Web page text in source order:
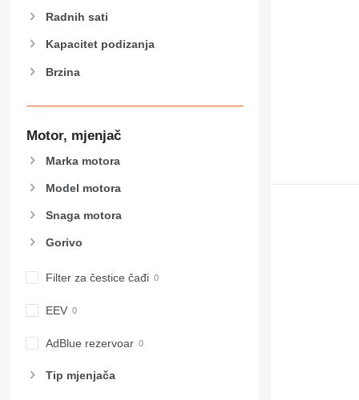
955
963
966
973
988
990
AP
C-series
CS
F-series
IT
Radnih sati
Kapacitet podizanja
Brzina
Motor, mjenjač
Marka motora
Model motora
Snaga motora
Gorivo
Filter za čestice čađi
EEV
AdBlue rezervoar
Tip mјenjača